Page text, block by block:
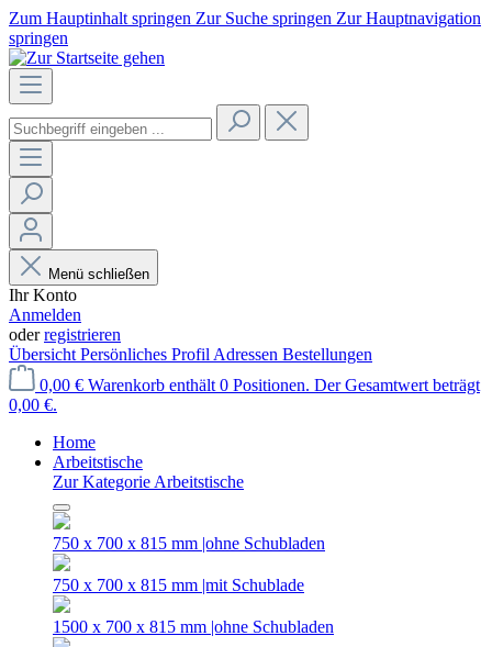
Zum Hauptinhalt springen Zur Suche springen Zur Hauptnavigation
springen
Menü schließen
Ihr Konto
Anmelden
oderregistrieren
Übersicht Persönliches Profil Adressen Bestellungen
0,00 € Warenkorb enthält 0 Positionen. Der Gesamtwert beträgt
0,00 €.
Home
Arbeitstische
Zur Kategorie Arbeitstische
750 x 700 x 815 mm |ohne Schubladen
750 x 700 x 815 mm |mit Schublade
1500 x 700 x 815 mm |ohne Schubladen